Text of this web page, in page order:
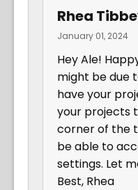
Rhea
January 01, 2024
Hey Ale!
might be due
have your
your projects
corner of the
be able to
settings. Let
Best, Rhea